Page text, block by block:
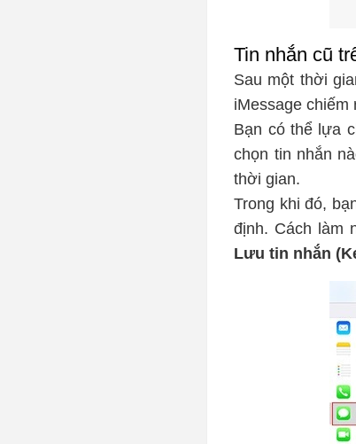
Tin nhắn cũ
Sau một thời
iMessage
Bạn có thể lựa
chọn tin nhắn
thời gian.
Trong khi đó,
định. Cách làm
Lưu tin nhắn